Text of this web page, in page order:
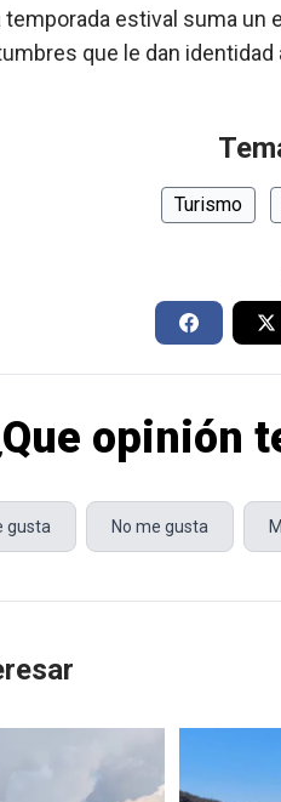
temporada estival suma
que le dan identidad
Turismo
opinión
gusta No me gusta